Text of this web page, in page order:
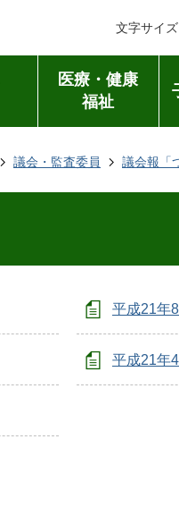
文字サイズ
医療・健康
福祉
議会・監査委員 議会報「
平成21年
平成21年